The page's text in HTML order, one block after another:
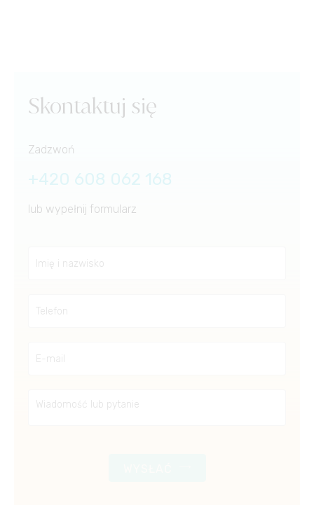
Skontaktuj się
Zadzwoń
+420 608 062 168
lub wypełnij formularz